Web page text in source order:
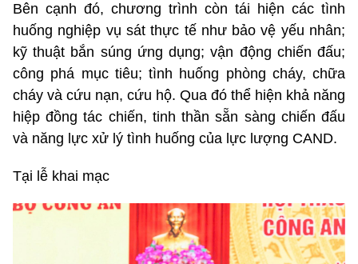
Bên cạnh đó, chương trình còn tái hiện các tình
huống nghiệp vụ sát thực tế như bảo vệ yếu nhân;
kỹ thuật bắn súng ứng dụng; vận động chiến đấu;
công phá mục tiêu; tình huống phòng cháy, chữa
cháy và cứu nạn, cứu hộ. Qua đó thể hiện khả năng
hiệp đồng tác chiến, tinh thần sẵn sàng chiến đấu
và năng lực xử lý tình huống của lực lượng CAND.
Tại lễ khai mạc